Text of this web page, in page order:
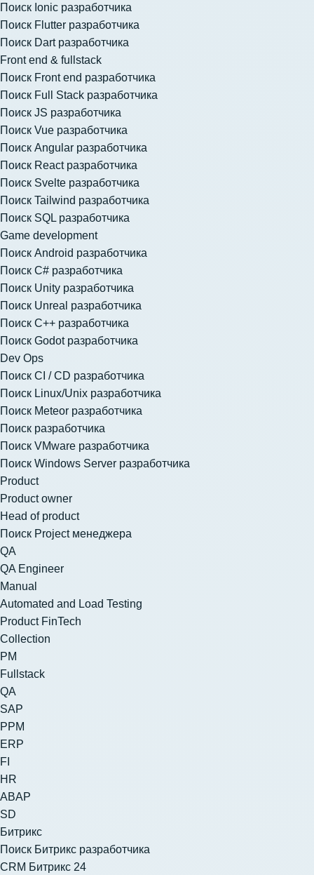
Поиск Ionic разработчика
Поиск Flutter разработчика
Поиск Dart разработчика
Front end & fullstack
Поиск Front end разработчика
Поиск Full Stack разработчика
Поиск JS разработчика
Поиск Vue разработчика
Поиск Angular разработчика
Поиск React разработчика
Поиск Svelte разработчика
Поиск Tailwind разработчика
Поиск SQL разработчика
Game development
Поиск Android разработчика
Поиск C# разработчика
Поиск Unity разработчика
Поиск Unreal разработчика
Поиск C++ разработчика
Поиск Godot разработчика
Dev Ops
Поиск CI / CD разработчика
Поиск Linux/Unix разработчика
Поиск Meteor разработчика
Поиск разработчика
Поиск VMware разработчика
Поиск Windows Server разработчика
Product
Product owner
Head of product
Поиск Project менеджера
QA
QA Engineer
Manual
Automated and Load Testing
Product FinTech
Collection
PM
Fullstack
QA
SAP
PPM
ERP
FI
HR
ABAP
SD
Битрикс
Поиск Битрикс разработчика
CRM Битрикс 24